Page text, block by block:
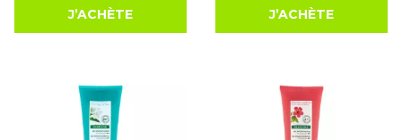
J’ACHÈTE J’ACHÈTE